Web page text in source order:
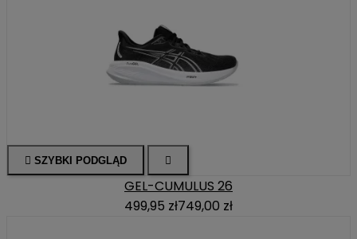
 SZYBKI PODGLĄD 
GEL-CUMULUS 26
499,95 zł749,00 zł